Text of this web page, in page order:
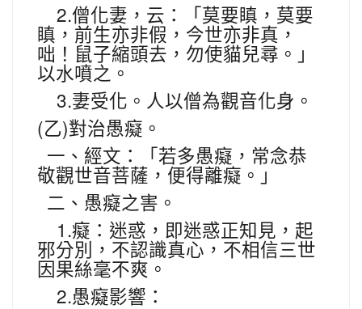
2.僧化妻，云：「莫要瞋，莫要
瞋，前生亦非假，今世亦非真，
咄！鼠子縮頭去，勿使貓兒尋。」
以水噴之。
3.妻受化。人以僧為觀音化身。
(乙)對治愚癡。
一、經文：「若多愚癡，常念恭
敬觀世音菩薩，便得離癡。」
二、愚癡之害。
1.癡：迷惑，即迷惑正知見，起
邪分別，不認識真心，不相信三世
因果絲毫不爽。
2.愚癡影響：